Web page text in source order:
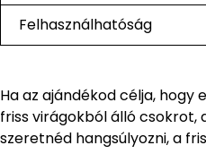
Felhasználhatóság
Ha az ajándékod célja,
friss virágokból álló
szeretnéd hangsúlyozni, a